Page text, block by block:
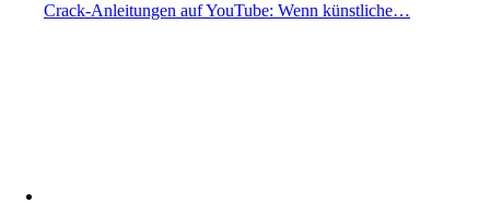
Crack-Anleitungen auf YouTube: Wenn künstliche…